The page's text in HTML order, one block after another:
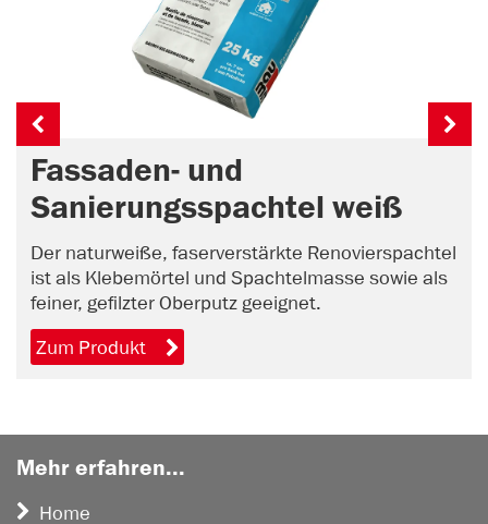
Fassaden- und
Sanierungsspachtel weiß
Der naturweiße, faserverstärkte Renovierspachtel
ist als Klebemörtel und Spachtelmasse sowie als
feiner, gefilzter Oberputz geeignet.
Zum Produkt
Mehr erfahren...
Home